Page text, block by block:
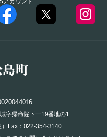
字帰命院下一19番地の1
Fax：022-354-3140